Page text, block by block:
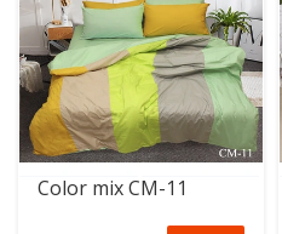
Color mix CM-11